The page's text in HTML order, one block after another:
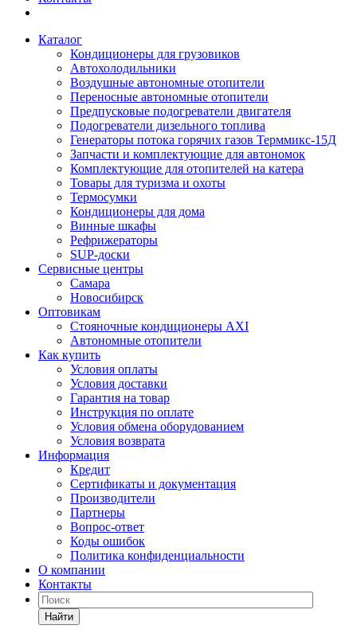
Каталог
Кондиционеры для грузовиков
Автохолодильники
Воздушные автономные отопители
Переносные автономные отопители
Предпусковые подогреватели двигателя
Подогреватели дизельного топлива
Генераторы потока горячих газов Терммикс-15Д
Запчасти и комплектующие для автономок
Комплектующие для отопителей на катера
Товары для туризма и охоты
Термосумки
Кондиционеры для дома
Винные шкафы
Рефрижераторы
SUP-доски
Сервисные центры
Самара
Новосибирск
Оптовикам
Стояночные кондиционеры AXI
Автономные отопители
Как купить
Условия оплаты
Условия доставки
Гарантия на товар
Инструкция по оплате
Условия обмена оборудованием
Условия возврата
Информация
Кредит
Сертификаты и документация
Производители
Партнеры
Вопрос-ответ
Коды ошибок
Политика конфиденциальности
О компании
Контакты
Найти